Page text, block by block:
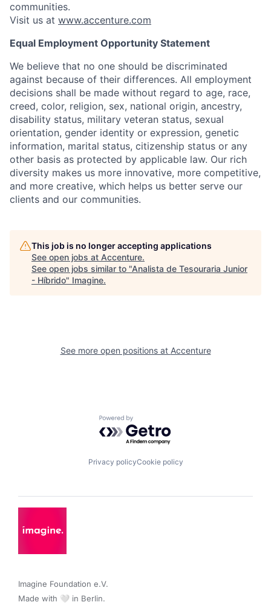
communities.
Visit us at www.accenture.com
Equal Employment Opportunity Statement
We believe that no one should be discriminated
against because of their differences. All employment
decisions shall be made without regard to age, race,
creed, color, religion, sex, national origin, ancestry,
disability status, military veteran status, sexual
orientation, gender identity or expression, genetic
information, marital status, citizenship status or any
other basis as protected by applicable law. Our rich
diversity makes us more innovative, more competitive,
and more creative, which helps us better serve our
clients and our communities.
This job is no longer accepting applications
See open jobs at Accenture.
See open jobs similar to "Analista de Tesouraria Junior
- Híbrido" Imagine.
See more open positions at Accenture
Powered by Getro.com
Privacy policyCookie policy
Imagine Foundation e.V.
Made with 🤍 in Berlin.